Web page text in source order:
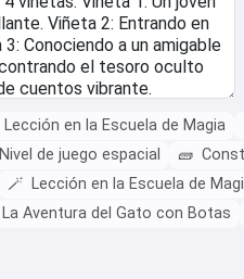
Lección en la Escuela de Magia
Nivel de juego espacial 🧱
🪄 Lección en la Escuela de
La Aventura del Gato con Botas